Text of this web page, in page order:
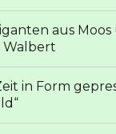
aus
Walbert
in Form